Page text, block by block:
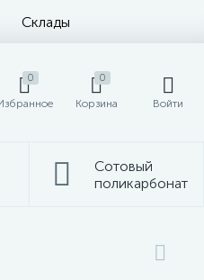
Склады
0 0
Корзина Войти
Сотовый
поликарбонат